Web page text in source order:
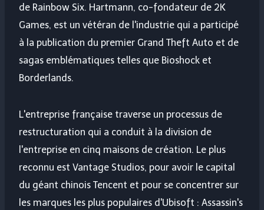
de Rainbow Six. Hartmann, co-fondateur de 2K
Games, est un vétéran de l'industrie qui a participé
à la publication du premier Grand Theft Auto et de
sagas emblématiques telles que Bioshock et
Borderlands.
L'entreprise française traverse un processus de
restructuration qui a conduit à la division de
l'entreprise en cinq maisons de création. Le plus
reconnu est Vantage Studios, pour avoir le capital
du géant chinois Tencent et pour se concentrer sur
les marques les plus populaires d'Ubisoft : Assassin's